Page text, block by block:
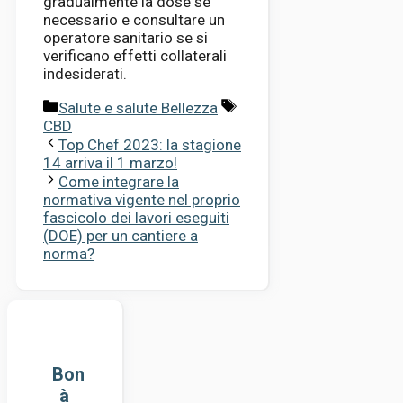
necessario e consultare un
operatore sanitario se si
verificano effetti collaterali
indesiderati.
Categorie
Salute e salute Bellezza
Tag
CBD
Top Chef 2023: la stagione
14 arriva il 1 marzo!
Come integrare la
normativa vigente nel proprio
fascicolo dei lavori eseguiti
(DOE) per un cantiere a
norma?
Bon
à